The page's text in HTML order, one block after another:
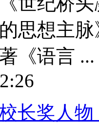
的思想主
《语言 ...
长奖人